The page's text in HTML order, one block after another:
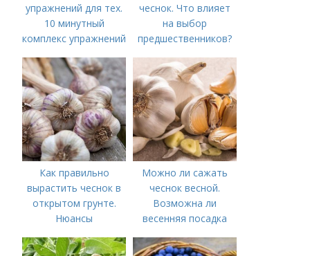
упражнений для тех.
10 минутный
комплекс упражнений
времени на спорт
чеснок. Что влияет
на выбор
предшественников?
Как правильно
вырастить чеснок в
открытом грунте.
Нюансы
озимого чеснока
Можно ли сажать
чеснок весной.
Возможна ли
весенняя посадка
лучше делать